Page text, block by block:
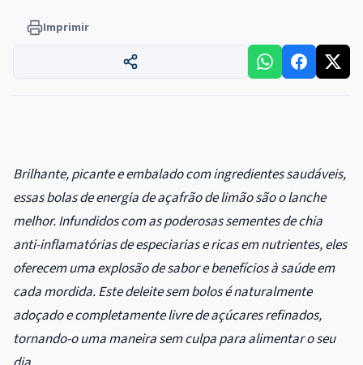
Imprimir
Brilhante, picante e embalado com ingredientes saudáveis,
essas bolas de energia de açafrão de limão são o lanche
melhor. Infundidos com as poderosas sementes de chia
anti-inflamatórias de especiarias e ricas em nutrientes, eles
oferecem uma explosão de sabor e benefícios à saúde em
cada mordida. Este deleite sem bolos é naturalmente
adoçado e completamente livre de açúcares refinados,
tornando-o uma maneira sem culpa para alimentar o seu